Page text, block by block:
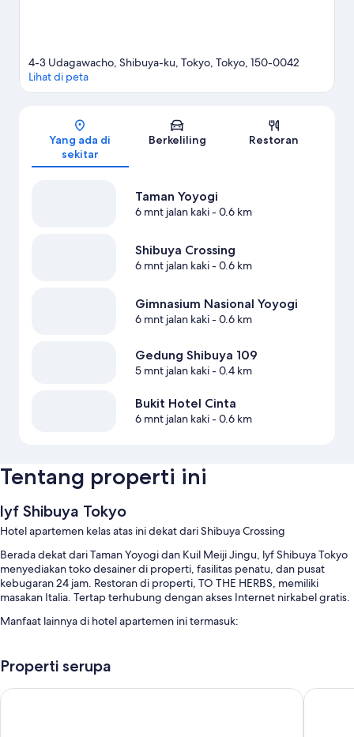
Peta
4-3 Udagawacho, Shibuya-ku, Tokyo, Tokyo, 150-0042
Lihat di peta
Yang ada di
sekitar
Berkeliling Restoran
Taman Yoyogi
6 mnt jalan kaki- 0.6 km
Shibuya Crossing
6 mnt jalan kaki- 0.6 km
Gimnasium Nasional Yoyogi
6 mnt jalan kaki- 0.6 km
Gedung Shibuya 109
5 mnt jalan kaki- 0.4 km
Bukit Hotel Cinta
6 mnt jalan kaki- 0.6 km
Tentang properti ini
lyf Shibuya Tokyo
Hotel apartemen kelas atas ini dekat dari Shibuya Crossing
Berada dekat dari Taman Yoyogi dan Kuil Meiji Jingu, lyf Shibuya Tokyo
menyediakan toko desainer di properti, fasilitas penatu, dan pusat
kebugaran 24 jam. Restoran di properti, TO THE HERBS, memiliki
masakan Italia. Tertap terhubung dengan akses Internet nirkabel gratis.
Manfaat lainnya di hotel apartemen ini termasuk:
Penitipan koper, ruang rapat, dan TV di lobi
Properti bebas-rokok, staf multibahasa, dan resepsionis 24 jam
Properti serupa
Shibuya Excel Hotel Tokyu Tokyu